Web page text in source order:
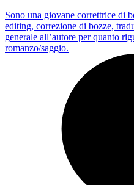
Sono una giovane correttrice di
editing, correzione di bozze,
generale all’autore per quanto
romanzo/saggio.